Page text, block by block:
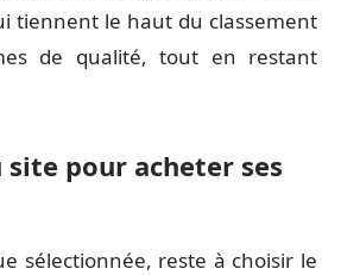
tiennent le haut du classement
de qualité, tout en restant
site pour acheter ses
sélectionnée, reste à choisir le